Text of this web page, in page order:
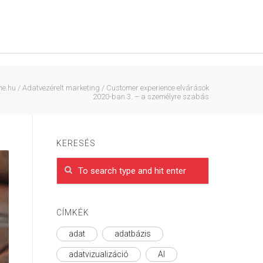
/ Adatvezérelt marketing / Customer experience elvárások
2020-ban 3. – a személyre szabás
KERESÉS
CÍMKÉK
adat adatbázis
adatvizualizáció AI